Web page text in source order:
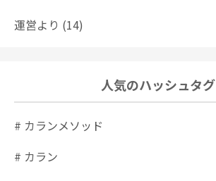
運営より (14)
人気のハッシュタグ
# カランメソッド
# カラン